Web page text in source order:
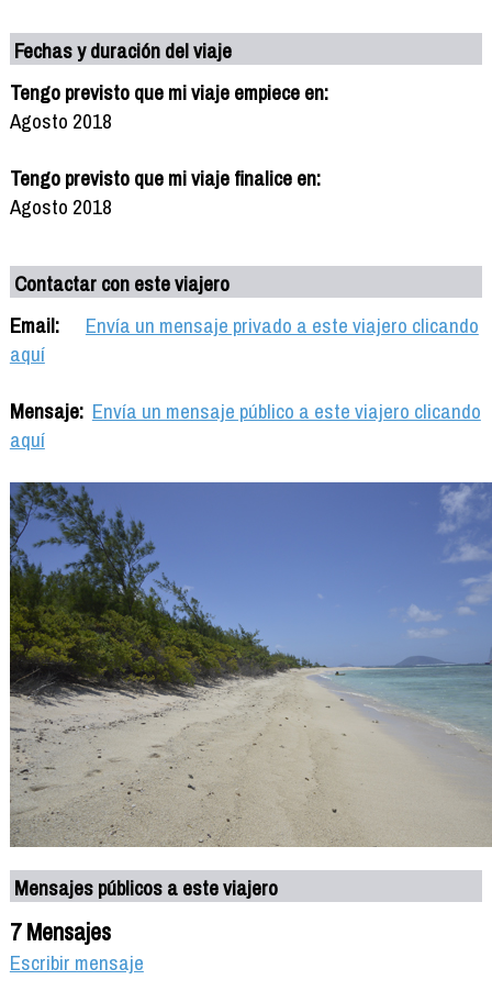
Fechas y duración del viaje
Tengo previsto que mi viaje empiece en:
Agosto 2018
Tengo previsto que mi viaje finalice en:
Agosto 2018
Contactar con este viajero
Email:
Envía un mensaje privado a este viajero clicando
aquí
Mensaje: Envía un mensaje público a este viajero clicando
aquí
Mensajes públicos a este viajero
7 Mensajes
Escribir mensaje